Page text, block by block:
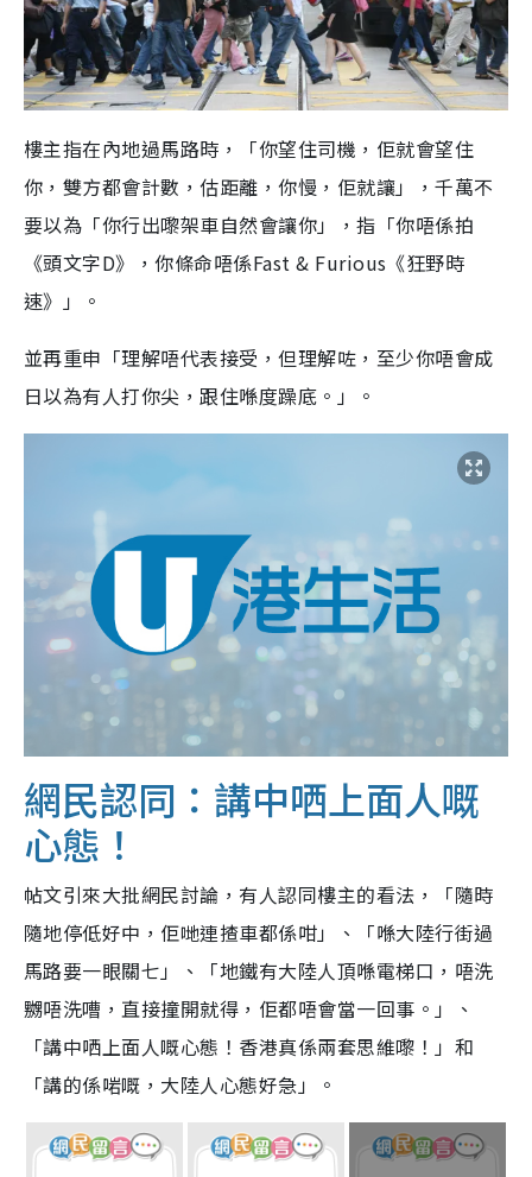
樓主指在內地過馬路時，「你望住司機，佢就會望住
你，雙方都會計數，估距離，你慢，佢就讓」，千萬不
要以為「你行出嚟架車自然會讓你」，指「你唔係拍
《頭文字D》，你條命唔係Fast & Furious《狂野時
速》」。
並再重申「理解唔代表接受，但理解咗，至少你唔會成
日以為有人打你尖，跟住喺度躁底。」。
網民認同：講中哂上面人嘅
心態！
帖文引來大批網民討論，有人認同樓主的看法，「隨時
隨地停低好中，佢哋連揸車都係咁」、「喺大陸行街過
馬路要一眼關七」、「地鐵有大陸人頂喺電梯口，唔洗
嬲唔洗嘈，直接撞開就得，佢都唔會當一回事。」、
「講中哂上面人嘅心態！香港真係兩套思維嚟！」和
「講的係啱嘅，大陸人心態好急」。